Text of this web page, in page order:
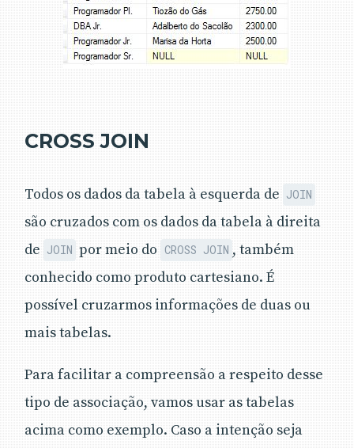
CROSS JOIN
Todos os dados da tabela à esquerda de JOIN
são cruzados com os dados da tabela à direita
de JOIN por meio do CROSS JOIN , também
conhecido como produto cartesiano. É
possível cruzarmos informações de duas ou
mais tabelas.
Para facilitar a compreensão a respeito desse
tipo de associação, vamos usar as tabelas
acima como exemplo. Caso a intenção seja